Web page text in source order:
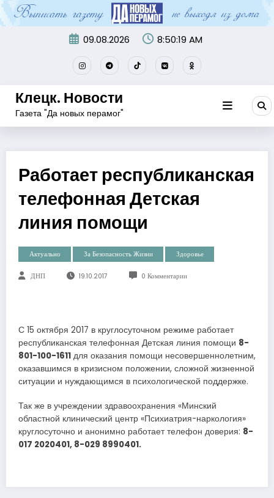
Перейти
к
содержимому
09.08.2026 8:50:20 AM
Клецк. Новости
Газета "Да новых перамог"
Работает республиканская
телефонная Детская
линия помощи
Актуально За Безопасность Жизни Здоровье
ДНП 19.10.2017 0 Комментарии
С 15 октября 2017 в круглосуточном режиме работает
республиканская телефонная Детская линия помощи 8-
801-100-1611 для оказания помощи несовершеннолетним,
оказавшимся в кризисном положении, сложной жизненной
ситуации и нуждающимся в психологической поддержке.
Так же в учреждении здравоохранения «Минский
областной клинический центр «Психиатрия-наркология»
круглосуточно и анонимно работает телефон доверия: 8-
017 2020401, 8-029 8990401.